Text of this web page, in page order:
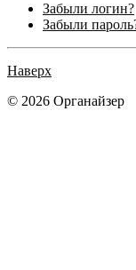
Забыли логин?
Забыли
Наверх
© 2026 Органайзер